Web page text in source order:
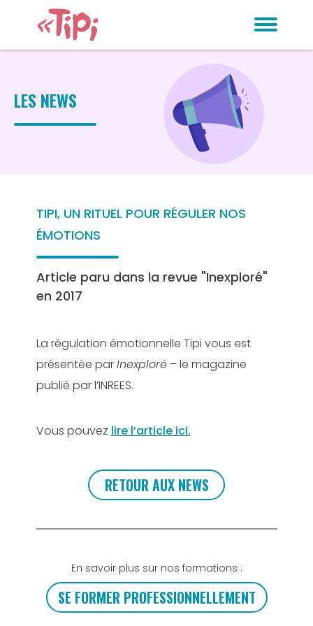
LES NEWS
TIPI, UN RITUEL POUR RÉGULER NOS
ÉMOTIONS
Article paru dans la revue "Inexploré"
en 2017
La régulation émotionnelle Tipi vous est
présentée parInexploré– le magazine
publié par l’INREES.
Vous pouvez lire l’article ici.
RETOUR AUX NEWS
En savoir plus sur nos formations :
SE FORMER PROFESSIONNELLEMENT